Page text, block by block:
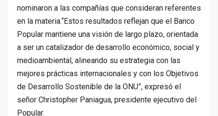
nominaron a las compañías que consideran referentes
en la materia.“Estos resultados reflejan que el Banco
Popular mantiene una visión de largo plazo, orientada
a ser un catalizador de desarrollo económico, social y
medioambiental, alineando su estrategia con las
mejores prácticas internacionales y con los Objetivos
de Desarrollo Sostenible de la ONU”, expresó el
señor Christopher Paniagua, presidente ejecutivo del
Popular.